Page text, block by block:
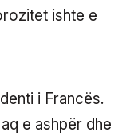
ishte e
i Francës.
e ashpër dhe